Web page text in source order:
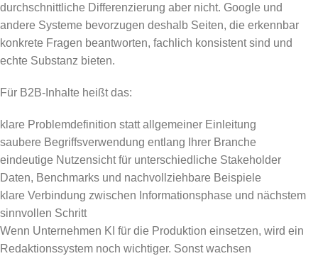
durchschnittliche Differenzierung aber nicht. Google und
andere Systeme bevorzugen deshalb Seiten, die erkennbar
konkrete Fragen beantworten, fachlich konsistent sind und
echte Substanz bieten.
Für B2B-Inhalte heißt das:
klare Problemdefinition statt allgemeiner Einleitung
saubere Begriffsverwendung entlang Ihrer Branche
eindeutige Nutzensicht für unterschiedliche Stakeholder
Daten, Benchmarks und nachvollziehbare Beispiele
klare Verbindung zwischen Informationsphase und nächstem
sinnvollen Schritt
Wenn Unternehmen KI für die Produktion einsetzen, wird ein
Redaktionssystem noch wichtiger. Sonst wachsen